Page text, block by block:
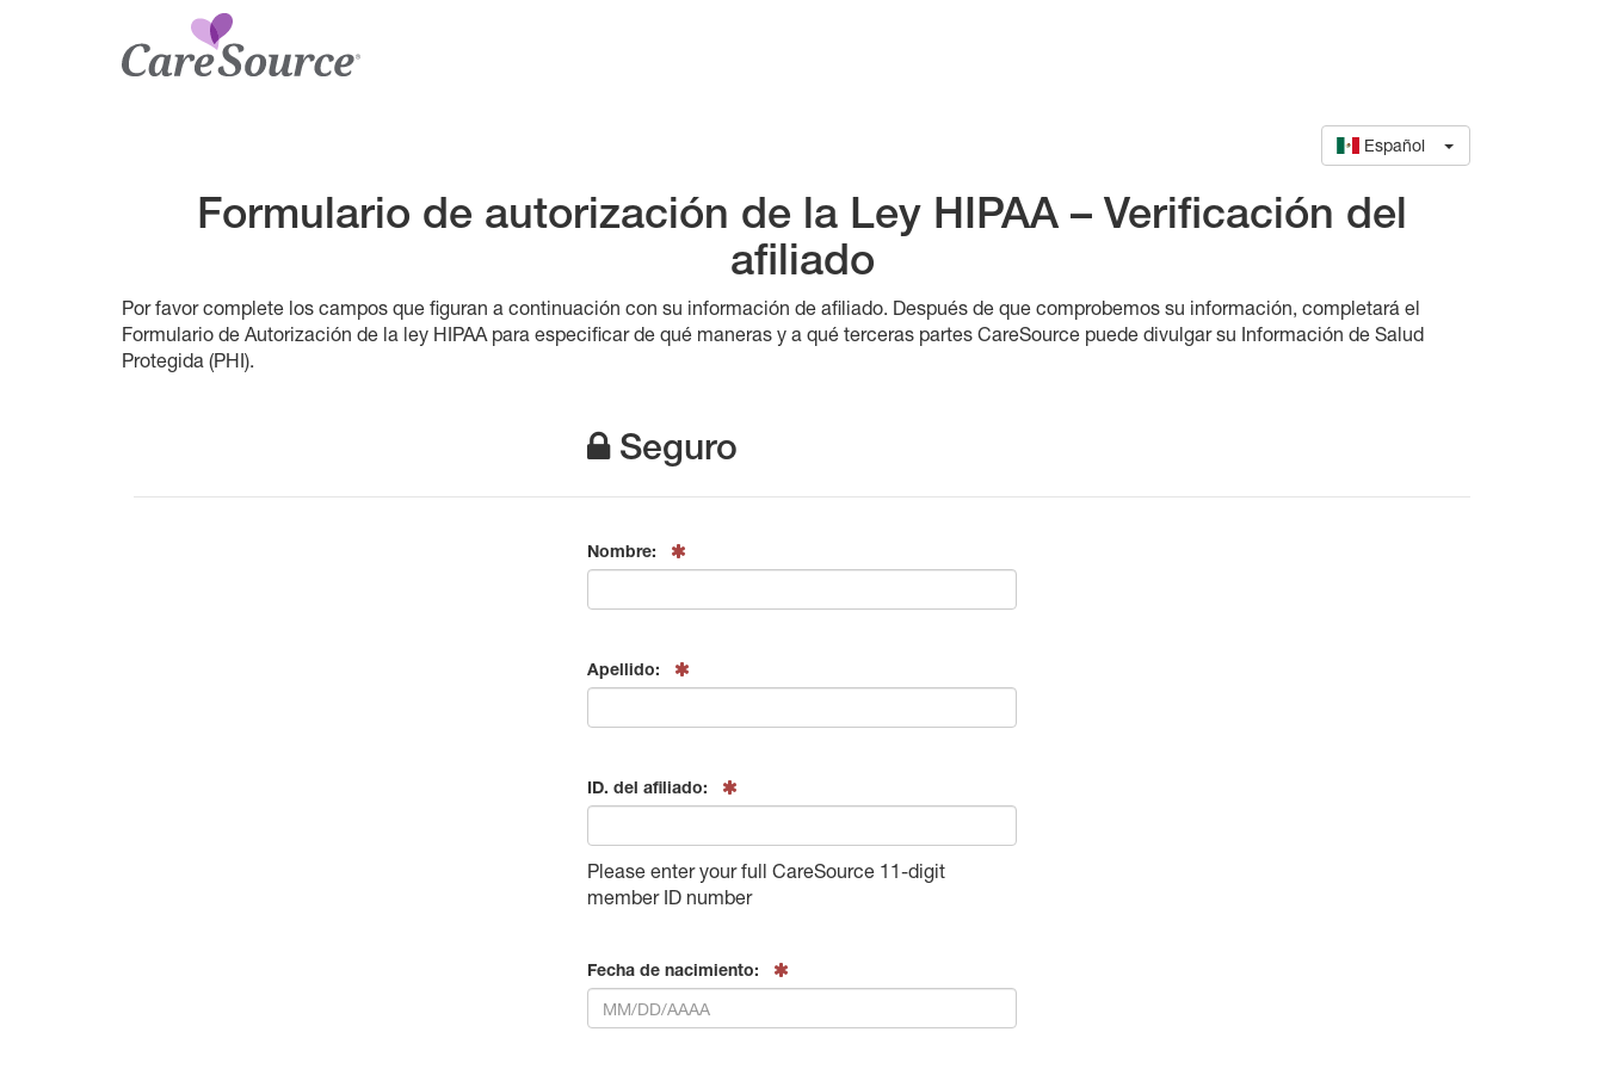
Español
Formulario de autorización de la Ley HIPAA – Verificación del
afiliado
Por favor complete los campos que figuran a continuación con su información de afiliado. Después de que comprobemos su información, completará el
Formulario de Autorización de la ley HIPAA para especificar de qué maneras y a qué terceras partes CareSource puede divulgar su Información de Salud
Protegida (PHI).
Seguro
Nombre:
Apellido:
ID. del afiliado:
Please enter your full CareSource 11-digit
member ID number
Fecha de nacimiento: